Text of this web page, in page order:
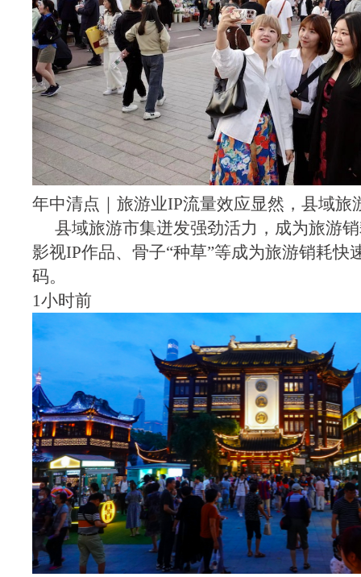
年中清点｜旅游业IP流量效应显然，县域旅
县域旅游市集迸发强劲活力，成为旅游
影视IP作品、骨子“种草”等成为旅游销耗快
码。
1小时前